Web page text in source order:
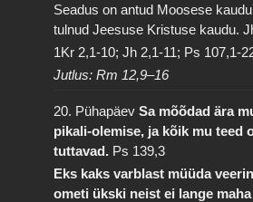
Seadus on antud Moosese
tulnud Jeesuse Kristuse kaudu.
1Kr 2,1-10; Jh 2,1-11; Ps 107,1-
Jutlus: Rm 12,9–16
20. PühapäevSa mõõdad ära
pikali-olemise, ja kõik mu teed
tuttavad. Ps 139,3
Eks kaks varblast müüda
ometi ükski neist ei lange